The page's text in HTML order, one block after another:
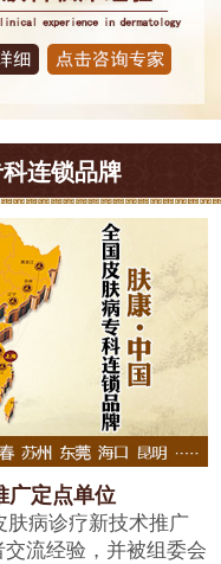
连锁品牌
广定点单位
肤病诊疗新技术推广
流经验，并被组委会